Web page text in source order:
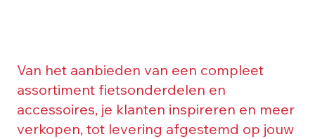
Van het aanbieden van een compleet
assortiment fietsonderdelen en
accessoires, je klanten inspireren en meer
verkopen, tot levering afgestemd op jouw